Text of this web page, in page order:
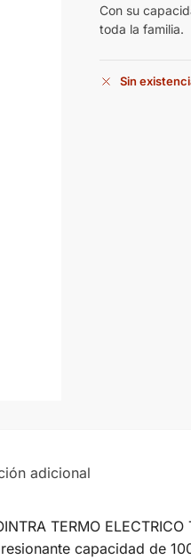
Con su
toda la familia.
Sin
adicional
TERMO
capacidad de